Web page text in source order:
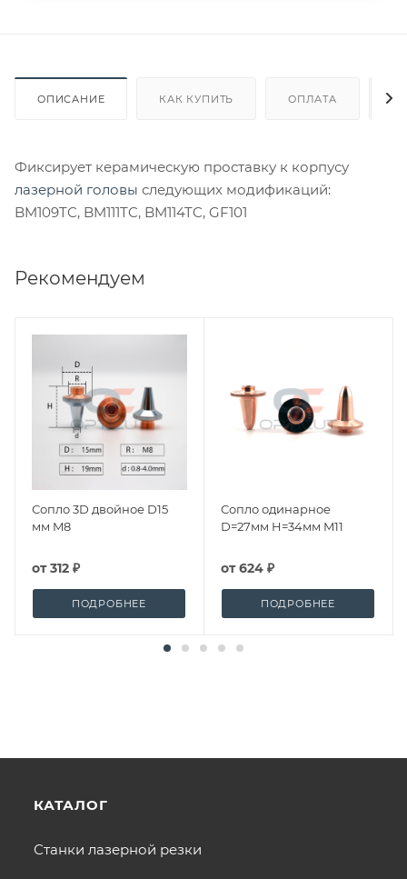
ОПИСАНИЕ КАК КУПИТЬ ОПЛАТА
Фиксирует керамическую проставку к корпусу
лазерной головы следующих модификаций:
BM109TC, BM111TC, BM114TC, GF101
Рекомендуем
Сопло 3D двойное D15
мм M8
от312 ₽
ПОДРОБНЕЕ
Сопло одинарное
D=27мм H=34мм M11
от624 ₽
ПОДРОБНЕЕ
КАТАЛОГ
Станки лазерной резки